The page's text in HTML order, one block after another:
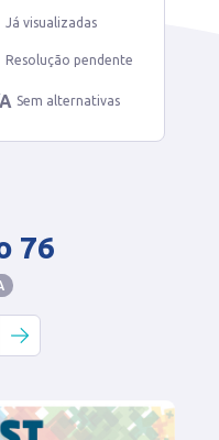
Já visualizadas
Resolução pendente
Sem alternativas
76